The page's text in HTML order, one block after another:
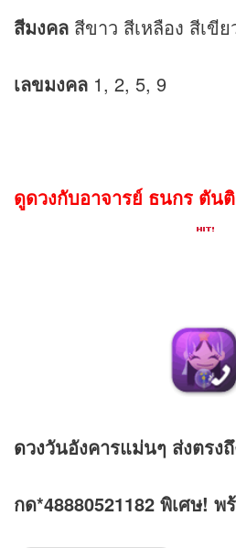
สีมงคล สีขาว สีเหลือง สีเขีย
เลขมงคล 1, 2, 5, 9
ดูดวงกับอาจารย์ ธนกร ตัน
ดวงวันอังคารแม่นๆ ส่งตรง
กด*48880521182 พิเศษ!